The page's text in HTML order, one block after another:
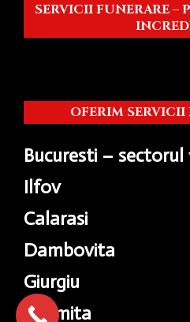
SERVICII FUNERARE –
OFERIM SERVICII
Bucuresti – sectorul
Ilfov
Calarasi
Dambovita
Giurgiu
Ialomita